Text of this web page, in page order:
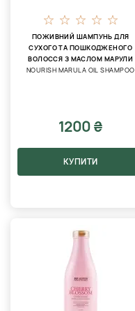
ПОЖИВНИЙ ШАМПУНЬ ДЛЯ
СУХОГО ТА ПОШКОДЖЕНОГО
ВОЛОССЯ З МАСЛОМ МАРУЛИ
NOURISH MARULA OIL SHAMPOO
1200 ₴
КУПИТИ